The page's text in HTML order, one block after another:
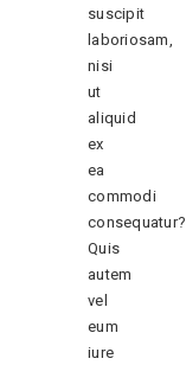
suscipit
laboriosam,
nisi
ut
aliquid
ex
ea
commodi
consequatur?
Quis
autem
vel
eum
iure